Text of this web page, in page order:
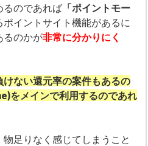
るのであれば「ポイントモー
イントサイト機能があるに
るのかが非常に分かりにく
ない還元率の案件もあるの
をメインで利用するのであれ
足りなく感じてしまうこと